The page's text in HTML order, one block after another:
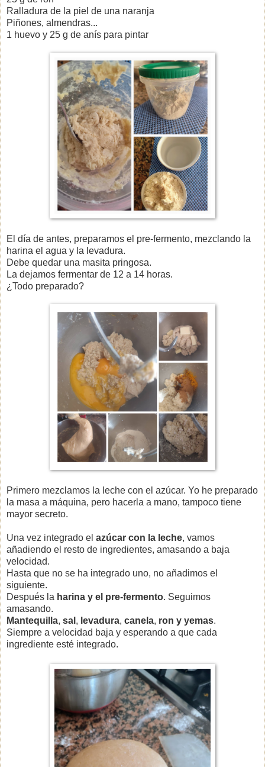
Ralladura de la piel de una naranja
Piñones, almendras...
1 huevo y 25 g de anís para pintar
El día de antes, preparamos el pre-fermento, mezclando la
harina el agua y la levadura.
Debe quedar una masita pringosa.
La dejamos fermentar de 12 a 14 horas.
¿Todo preparado?
Primero mezclamos la leche con el azúcar. Yo he preparado
la masa a máquina, pero hacerla a mano, tampoco tiene
mayor secreto.
Una vez integrado el azúcar con la leche, vamos
añadiendo el resto de ingredientes, amasando a baja
velocidad.
Hasta que no se ha integrado uno, no añadimos el
siguiente.
Después la harina y el pre-fermento. Seguimos
amasando.
Mantequilla, sal , levadura, canela, ron y yemas.
Siempre a velocidad baja y esperando a que cada
ingrediente esté integrado.